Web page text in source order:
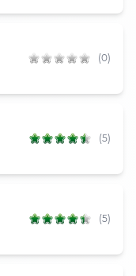
(0)
(5)
(5)